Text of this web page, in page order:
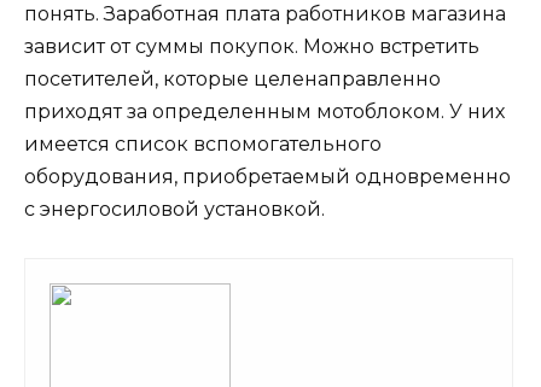
понять. Заработная плата работников магазина
зависит от суммы покупок. Можно встретить
посетителей, которые целенаправленно
приходят за определенным мотоблоком. У них
имеется список вспомогательного
оборудования, приобретаемый одновременно
с энергосиловой установкой.